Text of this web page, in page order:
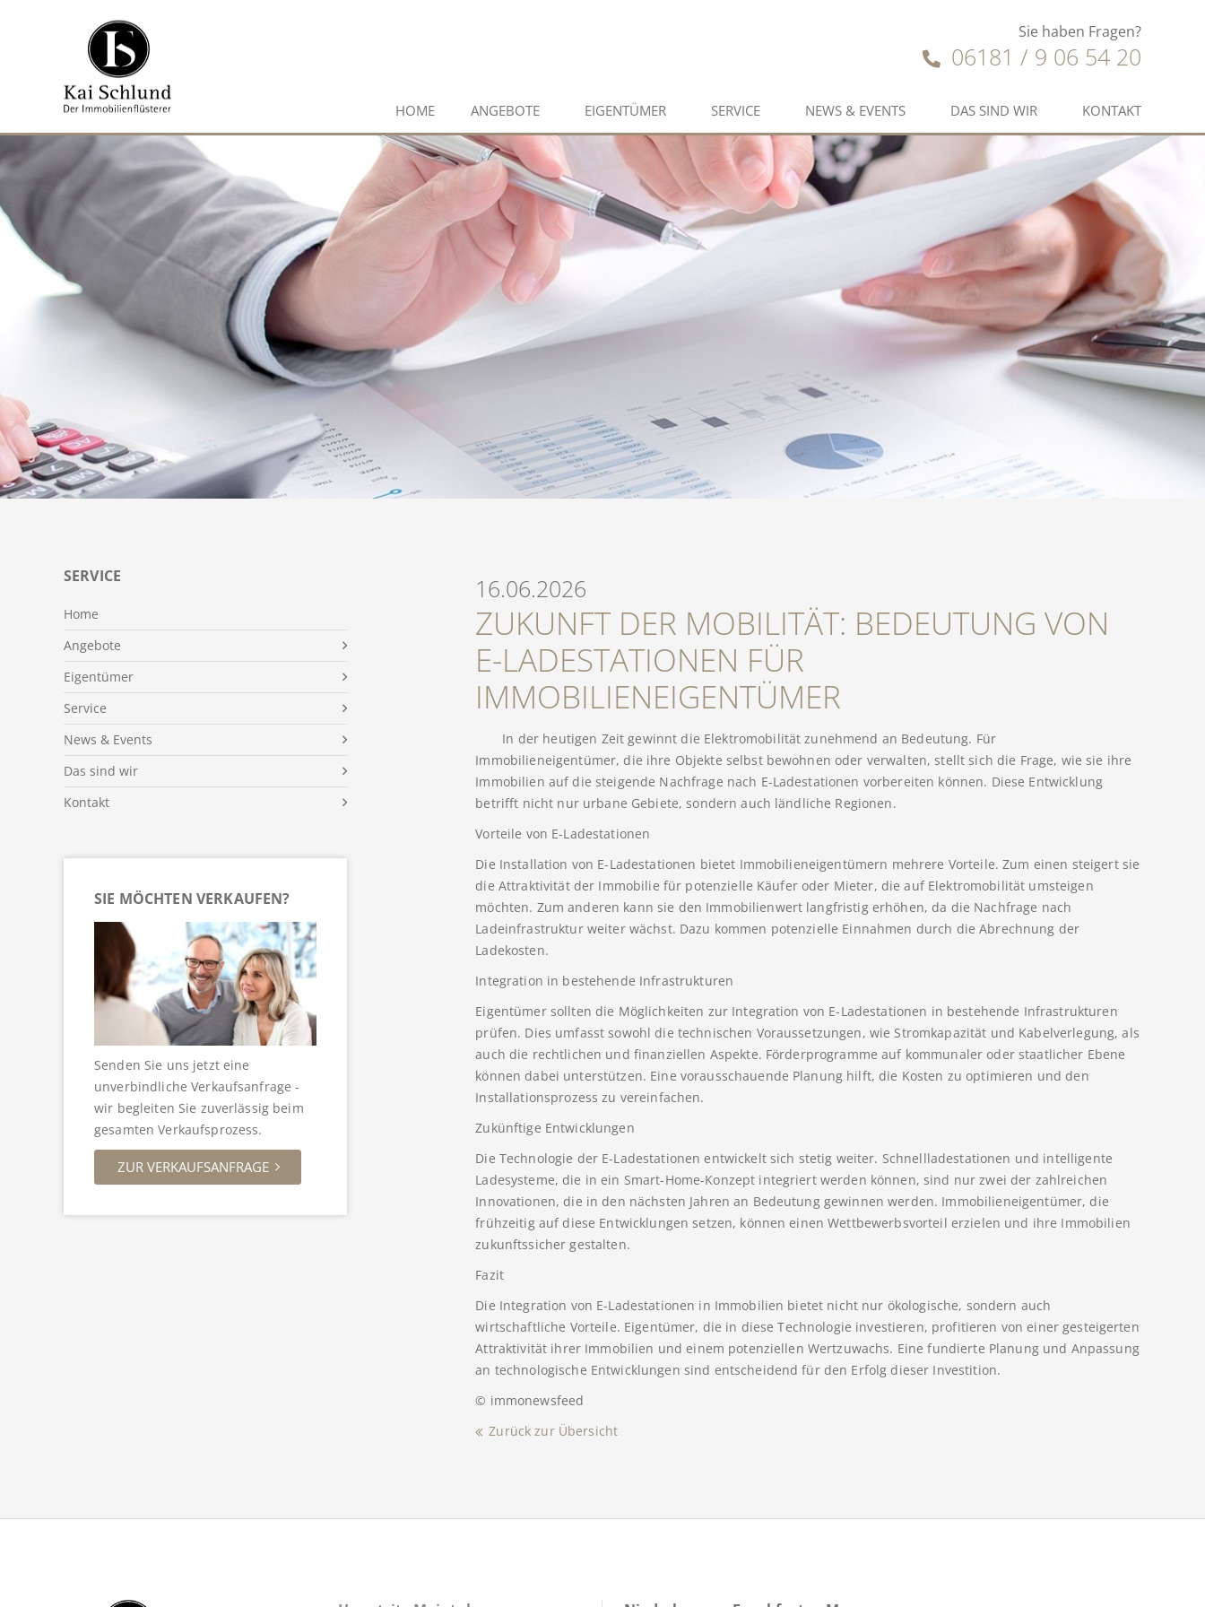
Sie haben Fragen?
06181 / 9 06 54 20
HOME ANGEBOTE EIGENTÜMER SERVICE NEWS & EVENTS DAS SIND WIR KONTAKT
SERVICE
Home
Angebote
Eigentümer
Service
News & Events
Das sind wir
Kontakt
SIE MÖCHTEN VERKAUFEN?
Senden Sie uns jetzt eine
unverbindliche Verkaufsanfrage -
wir begleiten Sie zuverlässig beim
gesamten Verkaufsprozess.
ZUR VERKAUFSANFRAGE
16.06.2026
ZUKUNFT DER MOBILITÄT: BEDEUTUNG VON
E-LADESTATIONEN FÜR
IMMOBILIENEIGENTÜMER
In der heutigen Zeit gewinnt die Elektromobilität zunehmend an Bedeutung. Für
Immobilieneigentümer, die ihre Objekte selbst bewohnen oder verwalten, stellt sich die Frage, wie sie ihre
Immobilien auf die steigende Nachfrage nach E-Ladestationen vorbereiten können. Diese Entwicklung
betrifft nicht nur urbane Gebiete, sondern auch ländliche Regionen.
Vorteile von E-Ladestationen
Die Installation von E-Ladestationen bietet Immobilieneigentümern mehrere Vorteile. Zum einen steigert sie
die Attraktivität der Immobilie für potenzielle Käufer oder Mieter, die auf Elektromobilität umsteigen
möchten. Zum anderen kann sie den Immobilienwert langfristig erhöhen, da die Nachfrage nach
Ladeinfrastruktur weiter wächst. Dazu kommen potenzielle Einnahmen durch die Abrechnung der
Ladekosten.
Integration in bestehende Infrastrukturen
Eigentümer sollten die Möglichkeiten zur Integration von E-Ladestationen in bestehende Infrastrukturen
prüfen. Dies umfasst sowohl die technischen Voraussetzungen, wie Stromkapazität und Kabelverlegung, als
auch die rechtlichen und finanziellen Aspekte. Förderprogramme auf kommunaler oder staatlicher Ebene
können dabei unterstützen. Eine vorausschauende Planung hilft, die Kosten zu optimieren und den
Installationsprozess zu vereinfachen.
Zukünftige Entwicklungen
Die Technologie der E-Ladestationen entwickelt sich stetig weiter. Schnellladestationen und intelligente
Ladesysteme, die in ein Smart-Home-Konzept integriert werden können, sind nur zwei der zahlreichen
Innovationen, die in den nächsten Jahren an Bedeutung gewinnen werden. Immobilieneigentümer, die
frühzeitig auf diese Entwicklungen setzen, können einen Wettbewerbsvorteil erzielen und ihre Immobilien
zukunftssicher gestalten.
Fazit
Die Integration von E-Ladestationen in Immobilien bietet nicht nur ökologische, sondern auch
wirtschaftliche Vorteile. Eigentümer, die in diese Technologie investieren, profitieren von einer gesteigerten
Attraktivität ihrer Immobilien und einem potenziellen Wertzuwachs. Eine fundierte Planung und Anpassung
an technologische Entwicklungen sind entscheidend für den Erfolg dieser Investition.
© immonewsfeed
Zurück zur Übersicht